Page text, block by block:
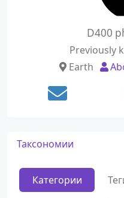
D400
Previously
Earth
Таксономии
Категории